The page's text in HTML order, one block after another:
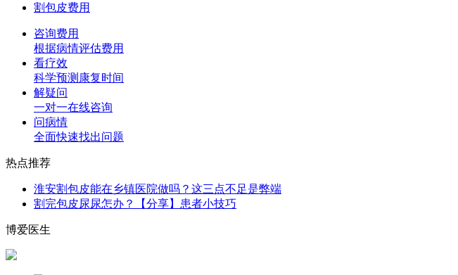
割包皮费用
咨询费用
根据病情评估费用
看疗效
科学预测康复时间
解疑问
一对一在线咨询
问病情
全面快速找出问题
热点推荐
淮安割包皮能在乡镇医院做吗？这三点不足是弊端
割完包皮尿尿怎办？【分享】患者小技巧
博爱医生